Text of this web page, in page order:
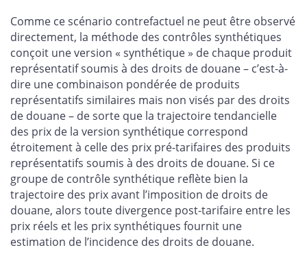
Comme ce scénario contrefactuel ne peut être observé
directement, la méthode des contrôles synthétiques
conçoit une version « synthétique » de chaque produit
représentatif soumis à des droits de douane – c’est-à-
dire une combinaison pondérée de produits
représentatifs similaires mais non visés par des droits
de douane – de sorte que la trajectoire tendancielle
des prix de la version synthétique correspond
étroitement à celle des prix pré-tarifaires des produits
représentatifs soumis à des droits de douane. Si ce
groupe de contrôle synthétique reflète bien la
trajectoire des prix avant l’imposition de droits de
douane, alors toute divergence post-tarifaire entre les
prix réels et les prix synthétiques fournit une
estimation de l’incidence des droits de douane.